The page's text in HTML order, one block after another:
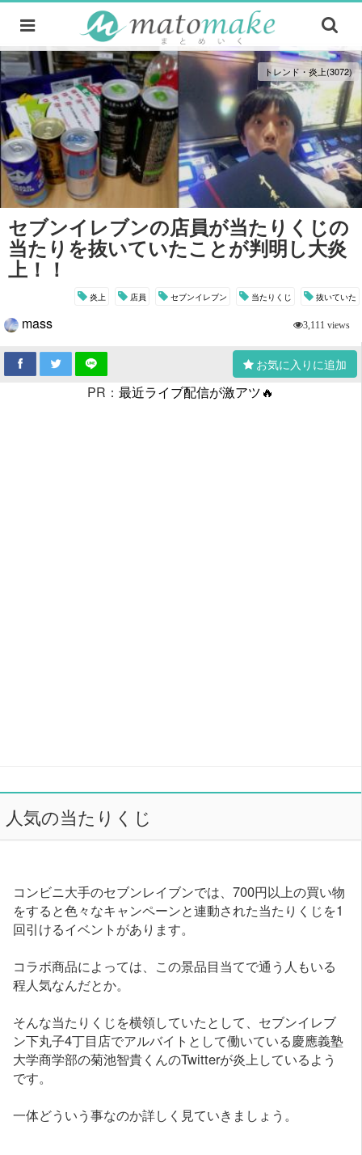
トレンド・炎上(3072)
セブンイレブンの店員が当たりくじの
当たりを抜いていたことが判明し大炎
上！！
炎上 店員 セブンイレブン 当たりくじ 抜いていた
mass 3,111 views
お気に入りに追加
PR： 最近ライブ配信が激アツ🔥
人気の当たりくじ
コンビニ大手のセブンレイブンでは、700円以上の買い物
をすると色々なキャンペーンと連動された当たりくじを1
回引けるイベントがあります。
コラボ商品によっては、この景品目当てで通う人もいる
程人気なんだとか。
そんな当たりくじを横領していたとして、セブンイレブ
ン下丸子4丁目店でアルバイトとして働いている慶應義塾
大学商学部の菊池智貴くんのTwitterが炎上しているよう
です。
一体どういう事なのか詳しく見ていきましょう。